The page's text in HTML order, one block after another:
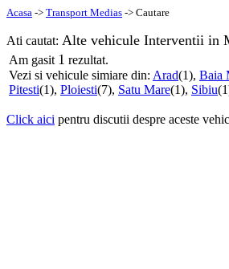
Acasa -> Transport Medias -> Cautare
Ati cautat: Alte vehicule Interventii in
Am gasit 1 rezultat.
Vezi si vehicule simiare din: Arad(1), Baia
Pitesti(1), Ploiesti(7), Satu Mare(1), Sibiu
Click aici pentru discutii despre aceste